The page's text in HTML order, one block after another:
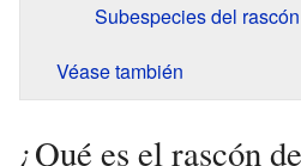
Subespecies del
Véase también
¿Qué es el rascón